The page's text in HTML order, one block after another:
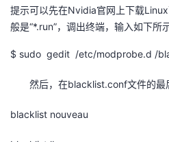
提示可以先在Nvidia官网上下载
般是“*.run”，调出终端，输入如下所
$ sudo gedit /etc/modprobe.d /
然后，在blacklist.conf文件的最后
blacklist nouveau